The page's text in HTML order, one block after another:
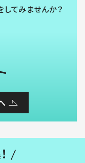
してみませんか？